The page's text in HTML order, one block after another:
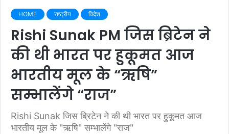
HOME राष्ट्रीय विदेश
Rishi Sunak PM जिस ब्रिटेन ने
की थी भारत पर हुकूमत आज
भारतीय मूल के “ऋषि”
सम्भालेंगे “राज”
Rishi Sunak जिस ब्रिटेन ने की थी भारत पर हुकूमत आज
भारतीय मूल के "ऋषि" सम्भालेंगे "राज"